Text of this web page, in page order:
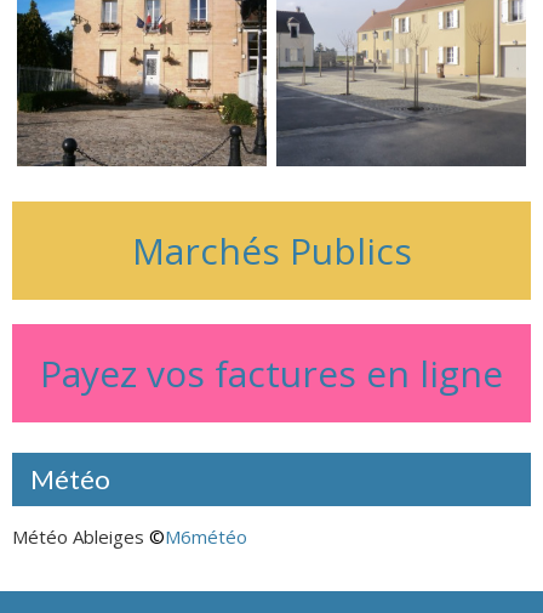
Marchés Publics
Payez vos factures en ligne
Météo
Météo Ableiges ©M6météo